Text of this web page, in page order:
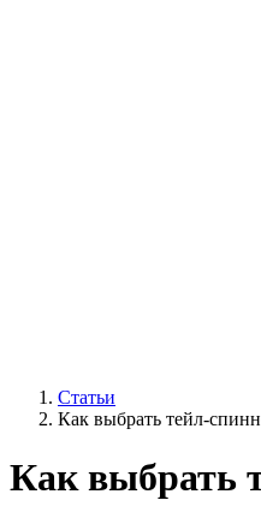
Статьи
Как выбрать тейл-
Как выбрать